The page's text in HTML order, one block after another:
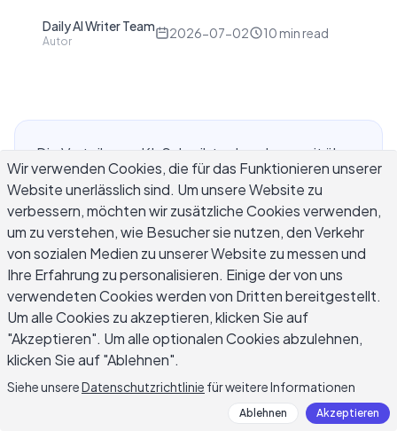
Daily AI Writer Team
Autor
2026-07-02 10 min read
Die Vorteile von KI-Schreibtools gehen weit über
schnellere erste Entwürfe hinaus. Für Fachleute,
die mit Kunden-E-Mails jonglieren, für Studenten,
die gegen Abgabetermine ankämpfen, für
Vermarkter, die Inhalte in großem Maßstab
produzieren, und für kleine Teams ohne speziellen
Schreiber schließen KI-Schreibtools die Lücke
zwischen einer leeren Seite und einem fertigen
Entwurf, während sie die Qualität über ein
wachsendes Volumen an Arbeit hinweg stabil
halten. Dieser Leitfaden behandelt, wo KI-
Schreibtools die klarste Rendite bringen, wie
Wir verwenden Cookies, die für das Funktionieren unserer
Website unerlässlich sind. Um unsere Website zu
verbessern, möchten wir zusätzliche Cookies verwenden,
um zu verstehen, wie Besucher sie nutzen, den Verkehr
von sozialen Medien zu unserer Website zu messen und
Ihre Erfahrung zu personalisieren. Einige der von uns
verwendeten Cookies werden von Dritten bereitgestellt.
Um alle Cookies zu akzeptieren, klicken Sie auf
"Akzeptieren". Um alle optionalen Cookies abzulehnen,
klicken Sie auf "Ablehnen".
Siehe unsereDatenschutzrichtlinie für weitere Informationen
Ablehnen Akzeptieren